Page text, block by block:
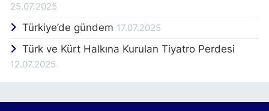
25.07.2025
Türkiye’de gündem 17.07.2025
Türk ve Kürt Halkına Kurulan Tiyatro Perdesi
12.07.2025